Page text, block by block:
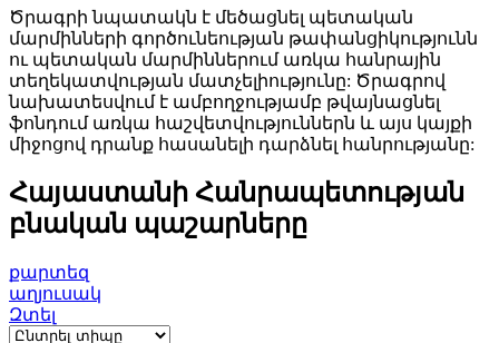
Ծրագրի նպատակն է մեծացնել պետական
մարմինների գործունեության թափանցիկությունն
ու պետական մարմիններում առկա հանրային
տեղեկատվության մատչելիությունը: Ծրագրով
նախատեսվում է ամբողջությամբ թվայնացնել
ֆոնդում առկա հաշվետվություններն և այս կայքի
միջոցով դրանք հասանելի դարձնել հանրությանը:
Հայաստանի Հանրապետության
բնական պաշարները
քարտեզ
աղյուսակ
Զտել